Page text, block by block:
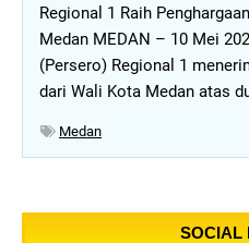
Regional 1 Raih
Medan MEDAN – 10 Mei
(Persero) Regional 1
dari Wali Kota Medan atas
Medan
SOCIAL